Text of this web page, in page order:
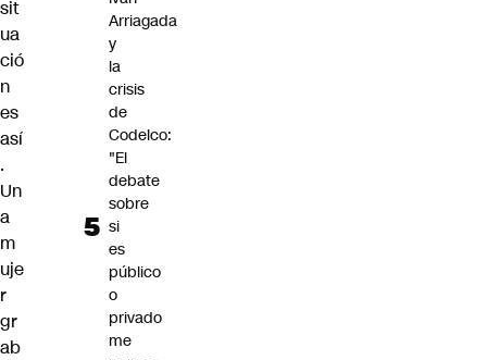
sit
ua
ció
n
es
así
.
Un
a
m
uje
r
gr
ab
Arriagada
y
la
crisis
de
Codelco:
"El
debate
sobre
si
es
público
o
privado
me